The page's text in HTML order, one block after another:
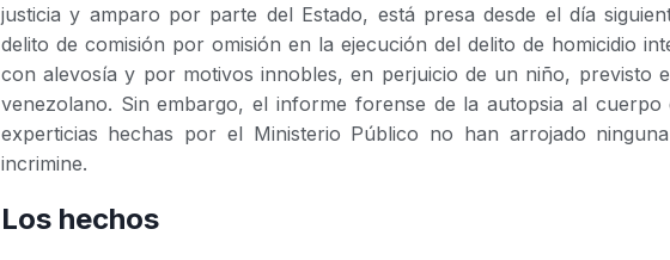
justicia y amparo por parte del Estado, está presa desde el día
delito de comisión por omisión en la ejecución del delito de homicidio
con alevosía y por motivos innobles, en perjuicio de un niño, previsto
venezolano. Sin embargo, el informe forense de la autopsia al
experticias hechas por el Ministerio Público no han arrojado
incrimine.
Los hechos